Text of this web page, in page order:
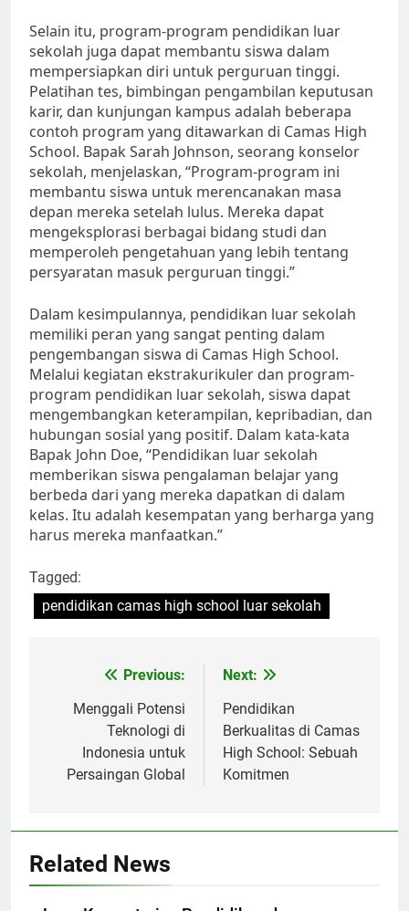
Selain itu, program-program pendidikan luar
sekolah juga dapat membantu siswa dalam
mempersiapkan diri untuk perguruan tinggi.
Pelatihan tes, bimbingan pengambilan keputusan
karir, dan kunjungan kampus adalah beberapa
contoh program yang ditawarkan di Camas High
School. Bapak Sarah Johnson, seorang konselor
sekolah, menjelaskan, “Program-program ini
membantu siswa untuk merencanakan masa
depan mereka setelah lulus. Mereka dapat
mengeksplorasi berbagai bidang studi dan
memperoleh pengetahuan yang lebih tentang
persyaratan masuk perguruan tinggi.”
Dalam kesimpulannya, pendidikan luar sekolah
memiliki peran yang sangat penting dalam
pengembangan siswa di Camas High School.
Melalui kegiatan ekstrakurikuler dan program-
program pendidikan luar sekolah, siswa dapat
mengembangkan keterampilan, kepribadian, dan
hubungan sosial yang positif. Dalam kata-kata
Bapak John Doe, “Pendidikan luar sekolah
memberikan siswa pengalaman belajar yang
berbeda dari yang mereka dapatkan di dalam
kelas. Itu adalah kesempatan yang berharga yang
harus mereka manfaatkan.”
Tagged:
pendidikan camas high school luar sekolah
Navigasi
pos
Previous:
Menggali Potensi
Teknologi di
Indonesia untuk
Persaingan Global
Next:
Pendidikan
Berkualitas di Camas
High School: Sebuah
Komitmen
Related News